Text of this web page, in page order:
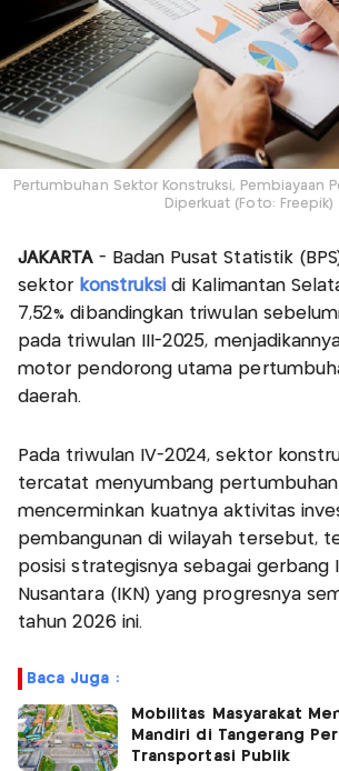
Pertumbuhan Sektor Konstruksi, Pembiayaan
Diperkuat (Foto: Freepik)
JAKARTA- Badan Pusat Statistik
sektor konstruksi di Kalimantan
7,52% dibandingkan triwulan
pada triwulan III-2025,
motor pendorong utama
daerah.
Pada triwulan IV-2024, sektor
tercatat menyumbang pertumbuhan
mencerminkan kuatnya aktivitas
pembangunan di wilayah tersebut,
posisi strategisnya sebagai gerbang
Nusantara (IKN) yang progresnya
tahun 2026 ini.
Baca Juga :
Mobilitas Masyarakat
Mandiri di Tangerang
Transportasi Publik